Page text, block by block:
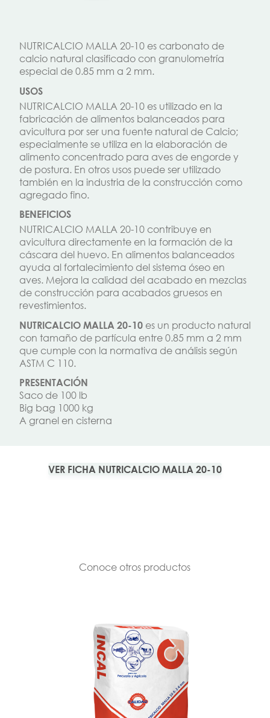
NUTRICALCIO MALLA 20-10 es carbonato de
calcio natural clasificado con granulometría
especial de 0.85 mm a 2 mm.
USOS
NUTRICALCIO MALLA 20-10 es utilizado en la
fabricación de alimentos balanceados para
avicultura por ser una fuente natural de Calcio;
especialmente se utiliza en la elaboración de
alimento concentrado para aves de engorde y
de postura. En otros usos puede ser utilizado
también en la industria de la construcción como
agregado fino.
BENEFICIOS
NUTRICALCIO MALLA 20-10 contribuye en
avicultura directamente en la formación de la
cáscara del huevo. En alimentos balanceados
ayuda al fortalecimiento del sistema óseo en
aves. Mejora la calidad del acabado en mezclas
de construcción para acabados gruesos en
revestimientos.
NUTRICALCIO MALLA 20-10 es un producto natural
con tamaño de partícula entre 0.85 mm a 2 mm
que cumple con la normativa de análisis según
ASTM C 110.
PRESENTACIÓN
Saco de 100 lb
Big bag 1000 kg
A granel en cisterna
VER FICHA NUTRICALCIO MALLA 20-10
Conoce otros productos